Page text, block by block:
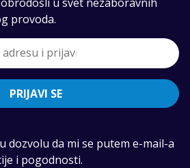
provoda.
PRIJAVI SE
dozvolu da mi se putem e-mail-a
i pogodnosti.